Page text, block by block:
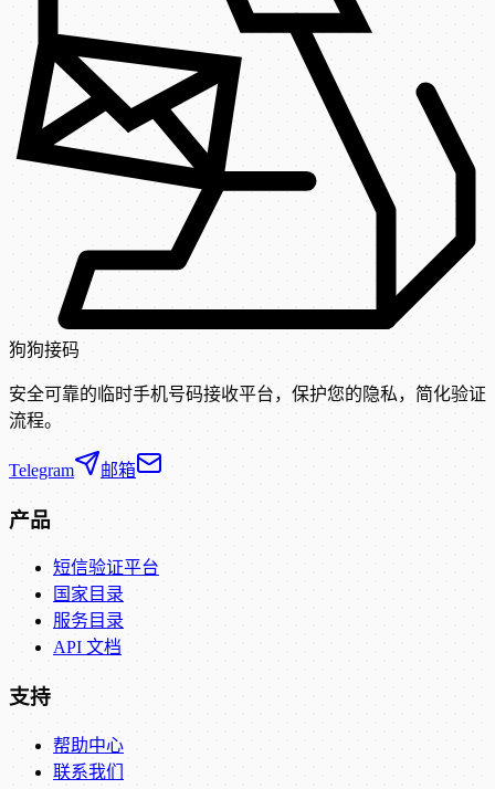
狗狗接码
安全可靠的临时手机号码接收平台，保护您的隐私，简化验证
流程。
Telegram 邮箱
产品
短信验证平台
国家目录
服务目录
API 文档
支持
帮助中心
联系我们